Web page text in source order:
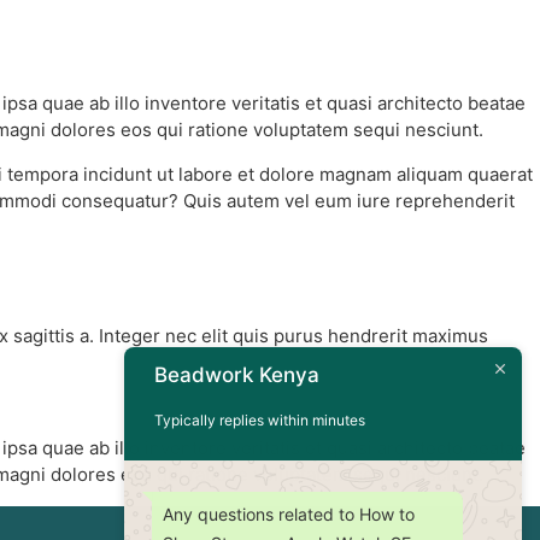
quae ab illo inventore veritatis et quasi architecto beatae
dolores eos qui ratione voluptatem sequi nesciunt.
incidunt ut labore et dolore magnam aliquam quaerat
consequatur? Quis autem vel eum iure reprehenderit
a. Integer nec elit quis purus hendrerit maximus
quae ab illo inventore veritatis et quasi architecto beatae
dolores eos qui ratione voluptatem sequi nesciunt.
Beadwork Kenya
Typically replies within minutes
Any questions related to How to